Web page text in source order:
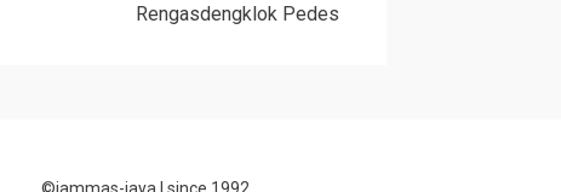
Rengasdengklok Pedes